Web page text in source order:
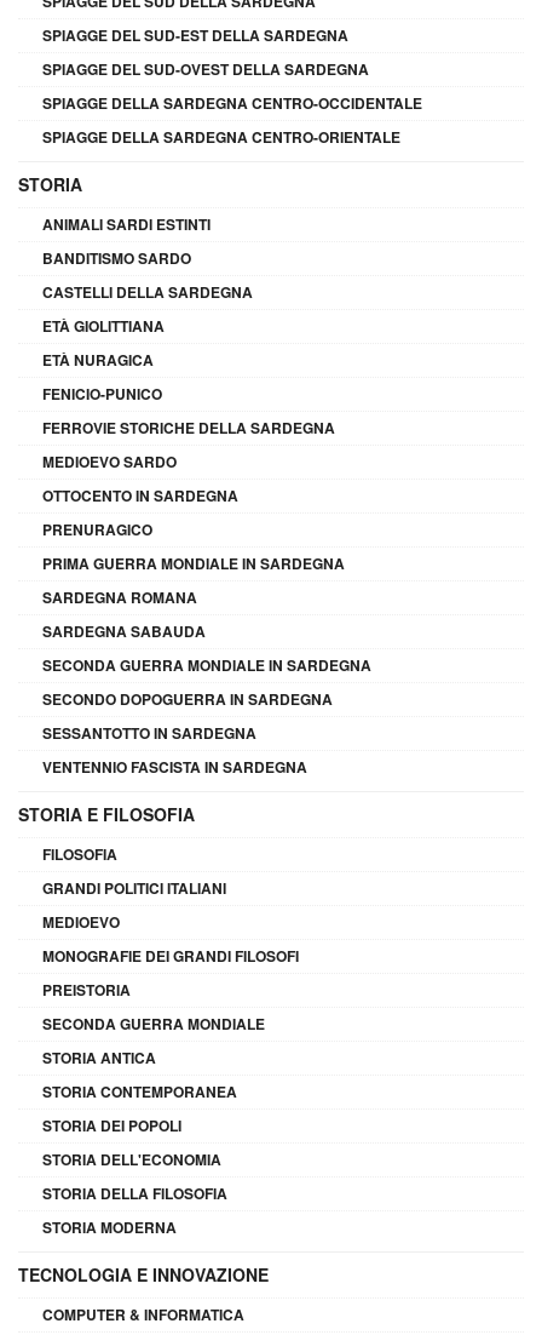
SPIAGGE DEL SUD-EST DELLA SARDEGNA
SPIAGGE DEL SUD-OVEST DELLA SARDEGNA
SPIAGGE DELLA SARDEGNA CENTRO-OCCIDENTALE
SPIAGGE DELLA SARDEGNA CENTRO-ORIENTALE
STORIA
ANIMALI SARDI ESTINTI
BANDITISMO SARDO
CASTELLI DELLA SARDEGNA
ETÀ GIOLITTIANA
ETÀ NURAGICA
FENICIO-PUNICO
FERROVIE STORICHE DELLA SARDEGNA
MEDIOEVO SARDO
OTTOCENTO IN SARDEGNA
PRENURAGICO
PRIMA GUERRA MONDIALE IN SARDEGNA
SARDEGNA ROMANA
SARDEGNA SABAUDA
SECONDA GUERRA MONDIALE IN SARDEGNA
SECONDO DOPOGUERRA IN SARDEGNA
SESSANTOTTO IN SARDEGNA
VENTENNIO FASCISTA IN SARDEGNA
STORIA E FILOSOFIA
FILOSOFIA
GRANDI POLITICI ITALIANI
MEDIOEVO
MONOGRAFIE DEI GRANDI FILOSOFI
PREISTORIA
SECONDA GUERRA MONDIALE
STORIA ANTICA
STORIA CONTEMPORANEA
STORIA DEI POPOLI
STORIA DELL'ECONOMIA
STORIA DELLA FILOSOFIA
STORIA MODERNA
TECNOLOGIA E INNOVAZIONE
COMPUTER & INFORMATICA